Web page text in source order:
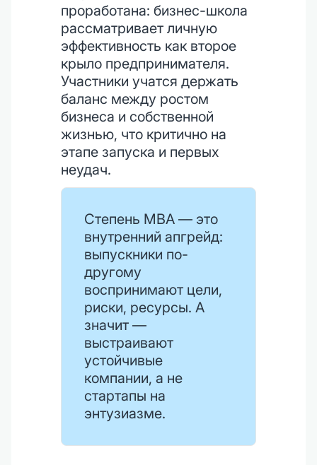
проработана: бизнес-школа
рассматривает личную
эффективность как второе
крыло предпринимателя.
Участники учатся держать
баланс между ростом
бизнеса и собственной
жизнью, что критично на
этапе запуска и первых
неудач.
Степень MBA — это
внутренний апгрейд:
выпускники по-
другому
воспринимают цели,
риски, ресурсы. А
значит —
выстраивают
устойчивые
компании, а не
стартапы на
энтузиазме.